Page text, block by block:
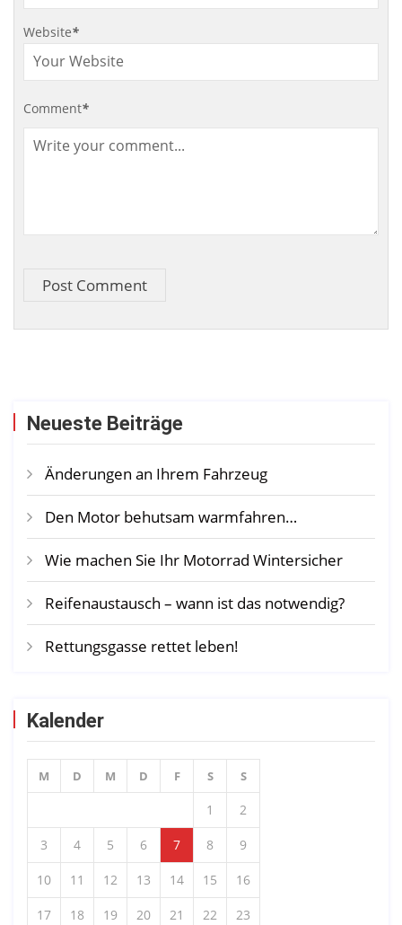
Website*
Comment*
Post Comment
Neueste Beiträge
Änderungen an Ihrem Fahrzeug
Den Motor behutsam warmfahren…
Wie machen Sie Ihr Motorrad Wintersicher
Reifenaustausch – wann ist das notwendig?
Rettungsgasse rettet leben!
Kalender
M D M D F S S
1 2
3 4 5 6 7 8 9
10 11 12 13 14 15 16
17 18 19 20 21 22 23